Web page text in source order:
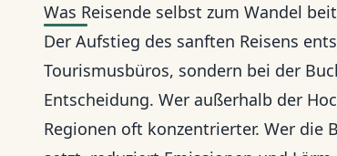
Was Reisende selbst zum Wandel
Der Aufstieg des sanften Reisens
Tourismusbüros, sondern bei der
Entscheidung. Wer außerhalb der
Regionen oft konzentrierter. Wer die